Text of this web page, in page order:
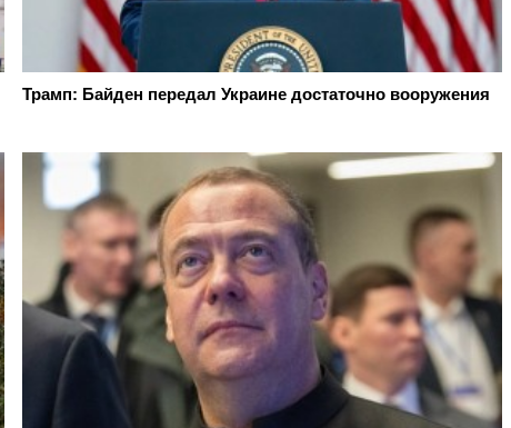
Трамп: Байден передал Украине достаточно вооружения